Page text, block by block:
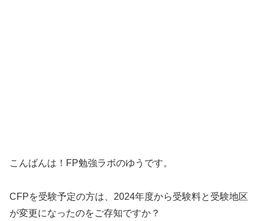
こんばんは！FP勉強ラボのゆうです。
CFPを受験予定の方は、2024年度から受験料と受験地区
が変更になったのをご存知ですか？